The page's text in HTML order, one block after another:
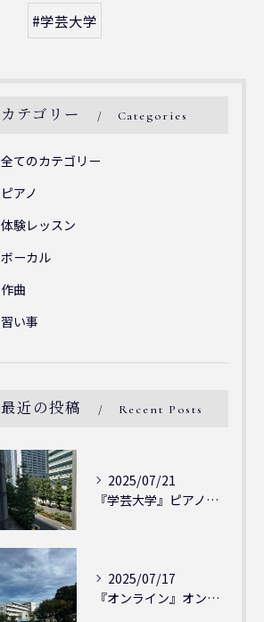
#学芸大学
カテゴリー Categories
全てのカテゴリー
ピアノ
体験レッスン
ボーカル
作曲
習い事
最近の投稿 Recent Posts
2025/07/21
『学芸大学』ピアノを弾ける喜び - シェリー・アーツ音楽教室...
2025/07/17
『オンライン』オンラインの会員様大募集中！シェリー・アーツ音...